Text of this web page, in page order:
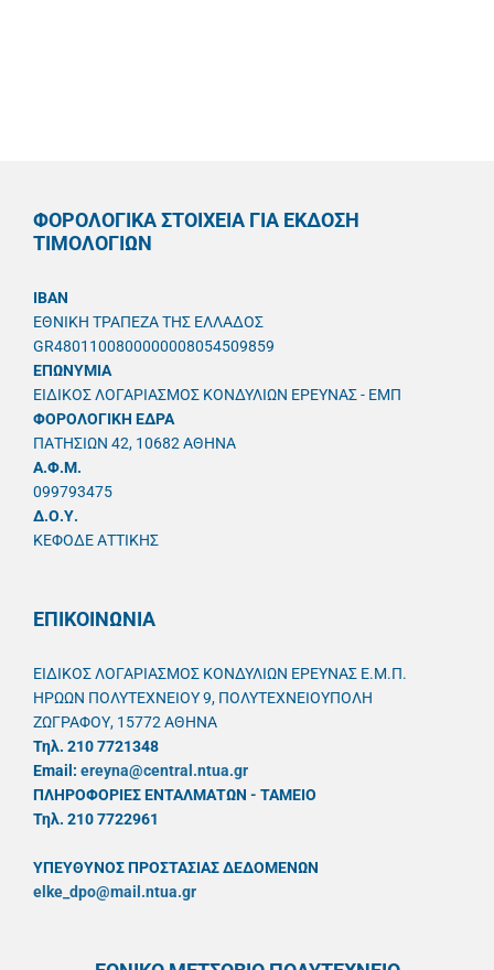
ΦΟΡΟΛΟΓΙΚΑ ΣΤΟΙΧΕΙΑ ΓΙΑ ΕΚΔΟΣΗ
ΤΙΜΟΛΟΓΙΩΝ
IBAN
ΕΘΝΙΚΗ ΤΡΑΠΕΖΑ ΤΗΣ ΕΛΛΑΔΟΣ
GR4801100800000008054509859
ΕΠΩΝΥΜΙΑ
ΕΙΔΙΚΟΣ ΛΟΓΑΡΙΑΣΜΟΣ ΚΟΝΔΥΛΙΩΝ ΕΡΕΥΝΑΣ - ΕΜΠ
ΦΟΡΟΛΟΓΙΚΗ ΕΔΡΑ
ΠΑΤΗΣΙΩΝ 42, 10682 ΑΘΗΝΑ
A.Φ.Μ.
099793475
Δ.Ο.Υ.
ΚΕΦΟΔΕ ΑΤΤΙΚΗΣ
ΕΠΙΚΟΙΝΩΝΙΑ
ΕΙΔΙΚΟΣ ΛΟΓΑΡΙΑΣΜΟΣ ΚΟΝΔΥΛΙΩΝ ΕΡΕΥΝΑΣ Ε.Μ.Π.
ΗΡΩΩΝ ΠΟΛΥΤΕΧΝΕΙΟΥ 9, ΠΟΛΥΤΕΧΝΕΙΟΥΠΟΛΗ
ΖΩΓΡΑΦΟΥ, 15772 ΑΘΗΝΑ
Τηλ. 210 7721348
Email: ereyna@central.ntua.gr
ΠΛΗΡΟΦΟΡΙΕΣ ΕΝΤΑΛΜΑΤΩΝ - ΤΑΜΕΙΟ
Τηλ. 210 7722961
ΥΠΕΥΘYΝΟΣ ΠΡΟΣΤΑΣΙΑΣ ΔΕΔΟΜΕΝΩΝ
elke_dpo@mail.ntua.gr